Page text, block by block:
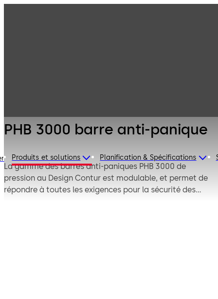
Produits et solutions Planification & Spécifications
PHB 3000 barre anti-panique
La gamme des barres anti-paniques PHB 3000 de
pression au Design Contur est modulable, et permet de
répondre à toutes les exigences pour la sécurité des